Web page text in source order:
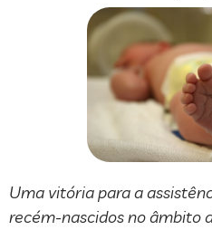
Uma vitória para a
recém-nascidos no âmbito